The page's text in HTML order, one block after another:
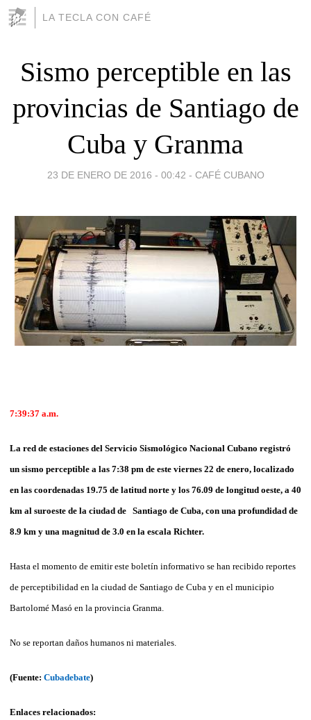
LA TECLA CON CAFÉ
Sismo perceptible en las
provincias de Santiago de
Cuba y Granma
23 DE ENERO DE 2016 - 00:42 - CAFÉ CUBANO
7:39:37 a.m.
La red de estaciones del Servicio Sismológico Nacional Cubano registró
un sismo perceptible a las 7:38 pm de este viernes 22 de enero, localizado
en las coordenadas 19.75 de latitud norte y los 76.09 de longitud oeste, a 40
km al suroeste de la ciudad de Santiago de Cuba, con una profundidad de
8.9 km y una magnitud de 3.0 en la escala Richter.
Hasta el momento de emitir este boletín informativo se han recibido reportes
de perceptibilidad en la ciudad de Santiago de Cuba y en el municipio
Bartolomé Masó en la provincia Granma.
No se reportan daños humanos ni materiales.
(Fuente: Cubadebate)
Enlaces relacionados: